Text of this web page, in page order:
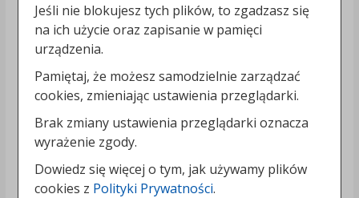
Jeśli nie blokujesz tych plików, to zgadzasz się
na ich użycie oraz zapisanie w pamięci
urządzenia.
Pamiętaj, że możesz samodzielnie zarządzać
cookies, zmieniając ustawienia przeglądarki.
Brak zmiany ustawienia przeglądarki oznacza
wyrażenie zgody.
Dowiedz się więcej o tym, jak używamy plików
cookies z Polityki Prywatności.